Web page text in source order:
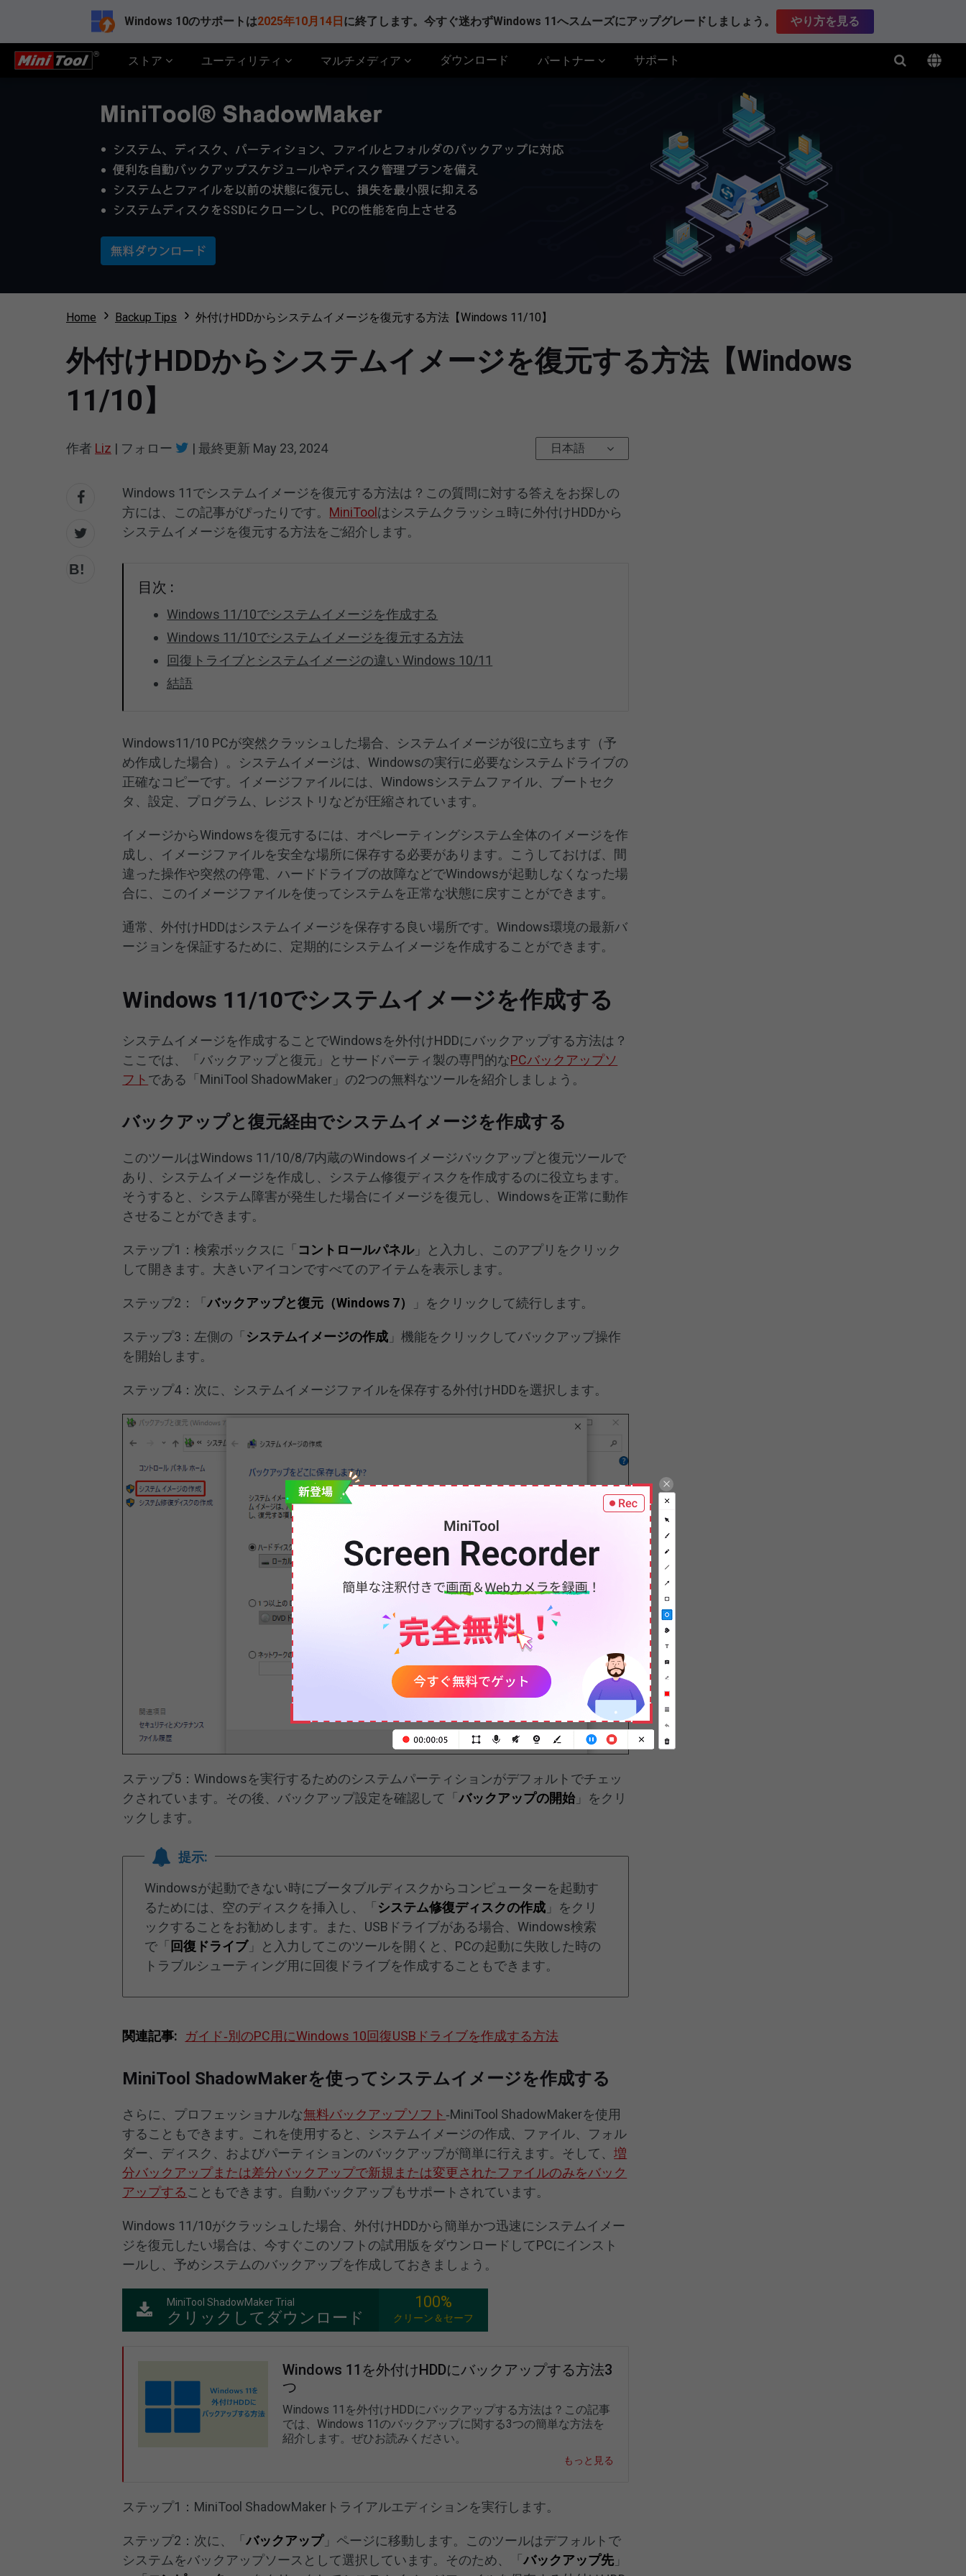
Windows 10のサポートは2025年10月14日 に終了します。今すぐ迷わずWindows 11へスムーズにアップグレードしましょう。 やり方を見る
ストア ユーティリティ マルチメディア ダウンロード パートナー サポート
Home Backup Tips 外付けHDDからシステムイメージを復元する方法【Windows 11/10】
外付けHDDからシステムイメージを復元する方法【Windows
11/10】
作者 Liz | フォロー | 最終更新 May 23, 2024 日本語
Windows 11でシステムイメージを復元する方法は？この質問に対する答えをお探しの
方には、この記事がぴったりです。 MiniTool はシステムクラッシュ時に外付けHDDから
システムイメージを復元する方法をご紹介します。
目次 :
Windows 11/10でシステムイメージを作成する
Windows 11/10でシステムイメージを復元する方法
回復トライブとシステムイメージの違い Windows 10/11
結語
Windows11/10 PCが突然クラッシュした場合、システムイメージが役に立ちます（予
め作成した場合）。システムイメージは、Windowsの実行に必要なシステムドライブの
正確なコピーです。イメージファイルには、Windowsシステムファイル、ブートセク
タ、設定、プログラム、レジストリなどが圧縮されています。
イメージからWindowsを復元するには、オペレーティングシステム全体のイメージを作
成し、イメージファイルを安全な場所に保存する必要があります。こうしておけば、間
違った操作や突然の停電、ハードドライブの故障などでWindowsが起動しなくなった場
合に、このイメージファイルを使ってシステムを正常な状態に戻すことができます。
通常、外付けHDDはシステムイメージを保存する良い場所です。Windows環境の最新バ
ージョンを保証するために、定期的にシステムイメージを作成することができます。
Windows 11/10でシステムイメージを作成する
システムイメージを作成することでWindowsを外付けHDDにバックアップする方法は？
ここでは、「バックアップと復元」とサードパーティ製の専門的なPCバックアップソ
フト である「MiniTool ShadowMaker」の2つの無料なツールを紹介しましょう。
バックアップと復元経由でシステムイメージを作成する
このツールはWindows 11/10/8/7内蔵のWindowsイメージバックアップと復元ツールで
あり、システムイメージを作成し、システム修復ディスクを作成するのに役立ちます。
そうすると、システム障害が発生した場合にイメージを復元し、Windowsを正常に動作
させることができます。
ステップ1：検索ボックスに「 コントロールパネル」と入力し、このアプリをクリック
して開きます。大きいアイコンですべてのアイテムを表示します。
ステップ2：「バックアップと復元（Windows 7） 」をクリックして続行します。
ステップ3：左側の「 システムイメージの作成 」機能をクリックしてバックアップ操作
を開始します。
ステップ4：次に、システムイメージファイルを保存する外付けHDDを選択します。
ステップ5：Windowsを実行するためのシステムパーティションがデフォルトでチェッ
クされています。その後、バックアップ設定を確認して「バックアップの開始 」をクリ
ックします。
提示:
Windowsが起動できない時にブータブルディスクからコンピューターを起動す
るためには、空のディスクを挿入し、「システム修復ディスクの作成 」をクリ
ックすることをお勧めします。また、USBドライブがある場合、Windows検索
で「回復ドライブ」と入力してこのツールを開くと、PCの起動に失敗した時の
トラブルシューティング用に回復ドライブを作成することもできます。
関連記事: ガイド‐別のPC用にWindows 10回復USBドライブを作成する方法
MiniTool ShadowMakerを使ってシステムイメージを作成する
さらに、プロフェッショナルな無料バックアップソフト ‐MiniTool ShadowMakerを使用
することもできます。これを使用すると、システムイメージの作成、ファイル、フォル
ダー、ディスク、およびパーティションのバックアップが簡単に行えます。そして、増
分バックアップまたは差分バックアップで新規または変更されたファイルのみをバック
アップすることもできます。自動バックアップもサポートされています。
Windows 11/10がクラッシュした場合、外付けHDDから簡単かつ迅速にシステムイメー
ジを復元したい場合は、今すぐこのソフトの試用版をダウンロードしてPCにインスト
ールし、予めシステムのバックアップを作成しておきましょう。
MiniTool ShadowMaker Trial
クリックしてダウンロード
100%
クリーン＆セーフ
Windows 11を外付けHDDにバックアップする方法3
つ
Windows 11を外付けHDDにバックアップする方法は？この記事
では、Windows 11のバックアップに関する3つの簡単な方法を
紹介します。ぜひお読みください。
もっと見る
ステップ1：MiniTool ShadowMakerトライアルエディションを実行します。
ステップ2：次に、「バックアップ」ページに移動します。このツールはデフォルトで
システムをバックアップソースとして選択しています。そのため、「バックアップ先 」